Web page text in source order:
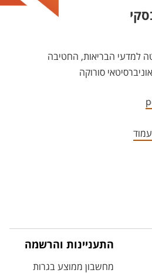
למדעי הבריאות, החטיבה
סורוקה
התעניינות והרשמה
מחשבון ממוצע בגרות